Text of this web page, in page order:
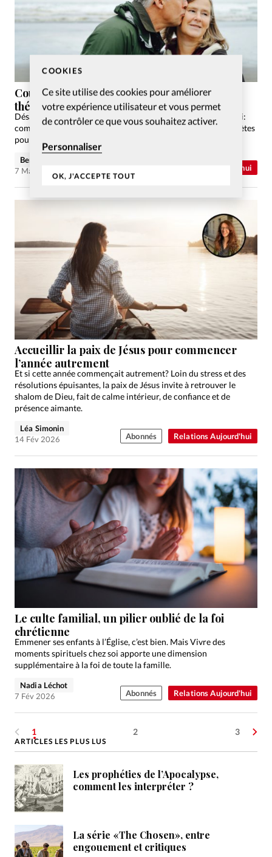
COOKIES
Ce site utilise des cookies pour améliorer
votre expérience utilisateur et vous permet
de contrôler ce que vous souhaitez activer.
Personnaliser
OK, J'ACCEPTE TOUT
Relations Aujourd'hui
Couple: s’aimer avec nos divergences
théologiques
Désaccords théologiques, tensions sur la façon de vivre sa foi:
comment dialoguer en couple sans se déchirer? Pistes concrètes
pour avancer.
Benjamin Calmant
7 Mar 2026
Relations Aujourd'hui
Accueillir la paix de Jésus pour commencer
l’année autrement
Et si cette année commençait autrement? Loin du stress et des
résolutions épuisantes, la paix de Jésus invite à retrouver le
shalom de Dieu, fait de calme intérieur, de confiance et de
présence aimante.
Léa Simonin
14 Fév 2026
Abonnés
Relations Aujourd'hui
Le culte familial, un pilier oublié de la foi
chrétienne
Emmener ses enfants à l’Église, c’est bien. Mais Vivre des
moments spirituels chez soi apporte une dimension
supplémentaire à la foi de toute la famille.
Nadia Léchot
7 Fév 2026
Abonnés
1 2 3
ARTICLES LES PLUS LUS
Les prophéties de l’Apocalypse,
comment les interpréter ?
La série «The Chosen», entre
engouement et critiques